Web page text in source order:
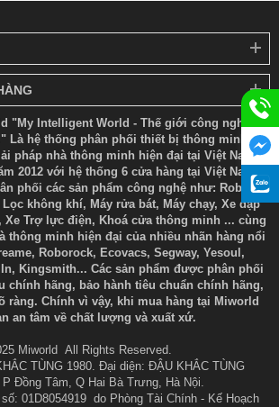
"My Intelligent World - Thế giới công nghệ
Là hệ thống phân phối thiết bị thông minh
pháp nhà thông minh hiện đại tại Việt Nam.
2012 với hệ thống 6 cửa hàng tại Việt Nam
phối các sản phẩm công nghệ như: Robot,
không khí, Máy rửa bát, Máy chạy, Xe đạp
Xe Trợ lực điện, Khoá cửa thông minh ... cùng
thông minh hiện đại của nhiều nhãn hàng nổi
Roborock, Ecovacs, Segway, Yesoul,
Kingsmith... Các sản phẩm được phân phối
chính hãng, bảo hành tiêu chuẩn chính hãng,
ràng. Chính vì vậy, khi mua hàng tại Miworld
an tâm về chất lượng và xuất xứ.
Miworld All Rights Reserved.
TÙNG 1980. Đại diện: ĐẬU KHẮC TÙNG
Đồng Tâm, Q Hai Bà Trưng, Hà Nội.
01D8054919 do Phòng Tài Chính - Kế Hoạch